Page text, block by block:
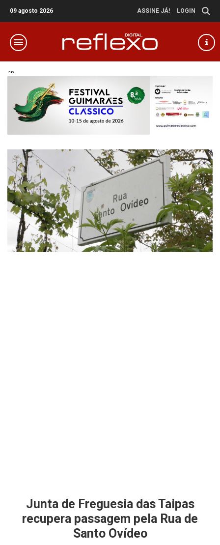
09 agosto 2026 ASSINE JÁ! LOGIN
Pub
Junta de Freguesia das Taipas
recupera passagem pela Rua de
Santo Ovídeo